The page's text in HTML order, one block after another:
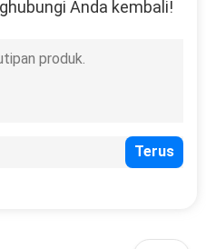
Anda kembali!